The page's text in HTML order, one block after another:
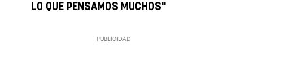
LO QUE PENSAMOS MUCHOS"